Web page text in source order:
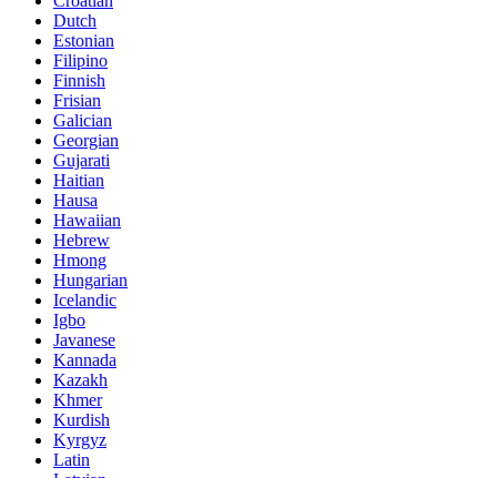
Dutch
Estonian
Filipino
Finnish
Frisian
Galician
Georgian
Gujarati
Haitian
Hausa
Hawaiian
Hebrew
Hmong
Hungarian
Icelandic
Igbo
Javanese
Kannada
Kazakh
Khmer
Kurdish
Kyrgyz
Latin